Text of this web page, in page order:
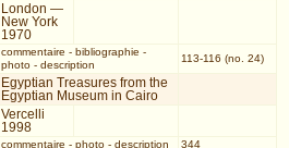
London —
New York
1970
commentaire - bibliographie -
photo- description
113-116 (no. 24)
Egyptian Treasures from the
Egyptian Museum in Cairo
Vercelli
1998
commentaire - photo- description 344